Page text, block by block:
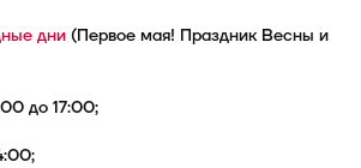
дни (Первое мая! Праздник Весны и
до 17:00;